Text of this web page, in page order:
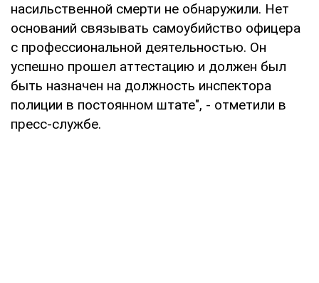
насильственной смерти не обнаружили. Нет
оснований связывать самоубийство офицера
с профессиональной деятельностью. Он
успешно прошел аттестацию и должен был
быть назначен на должность инспектора
полиции в постоянном штате", - отметили в
пресс-службе.